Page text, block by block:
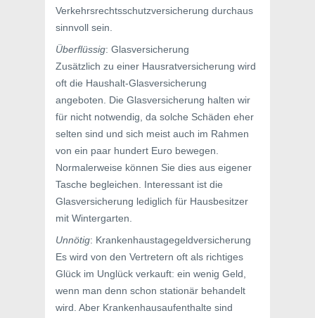
Verkehrsrechtsschutzversicherung durchaus
sinnvoll sein.
Überflüssig: Glasversicherung
Zusätzlich zu einer Hausratversicherung wird
oft die Haushalt-Glasversicherung
angeboten. Die Glasversicherung halten wir
für nicht notwendig, da solche Schäden eher
selten sind und sich meist auch im Rahmen
von ein paar hundert Euro bewegen.
Normalerweise können Sie dies aus eigener
Tasche begleichen. Interessant ist die
Glasversicherung lediglich für Hausbesitzer
mit Wintergarten.
Unnötig: Krankenhaustagegeldversicherung
Es wird von den Vertretern oft als richtiges
Glück im Unglück verkauft: ein wenig Geld,
wenn man denn schon stationär behandelt
wird. Aber Krankenhausaufenthalte sind